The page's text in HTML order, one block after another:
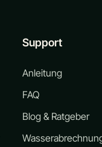
Support
Anleitung
FAQ
Blog & Ratgeber